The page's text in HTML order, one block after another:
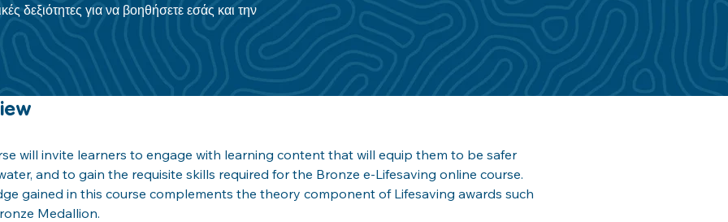
δεξιότητες για να βοηθήσετε εσάς και την
will invite learners to engage with learning content that will equip them to be safer
and to gain the requisite skills required for the Bronze e-Lifesaving online course.
gained in this course complements the theory component of Lifesaving awards such
Medallion.